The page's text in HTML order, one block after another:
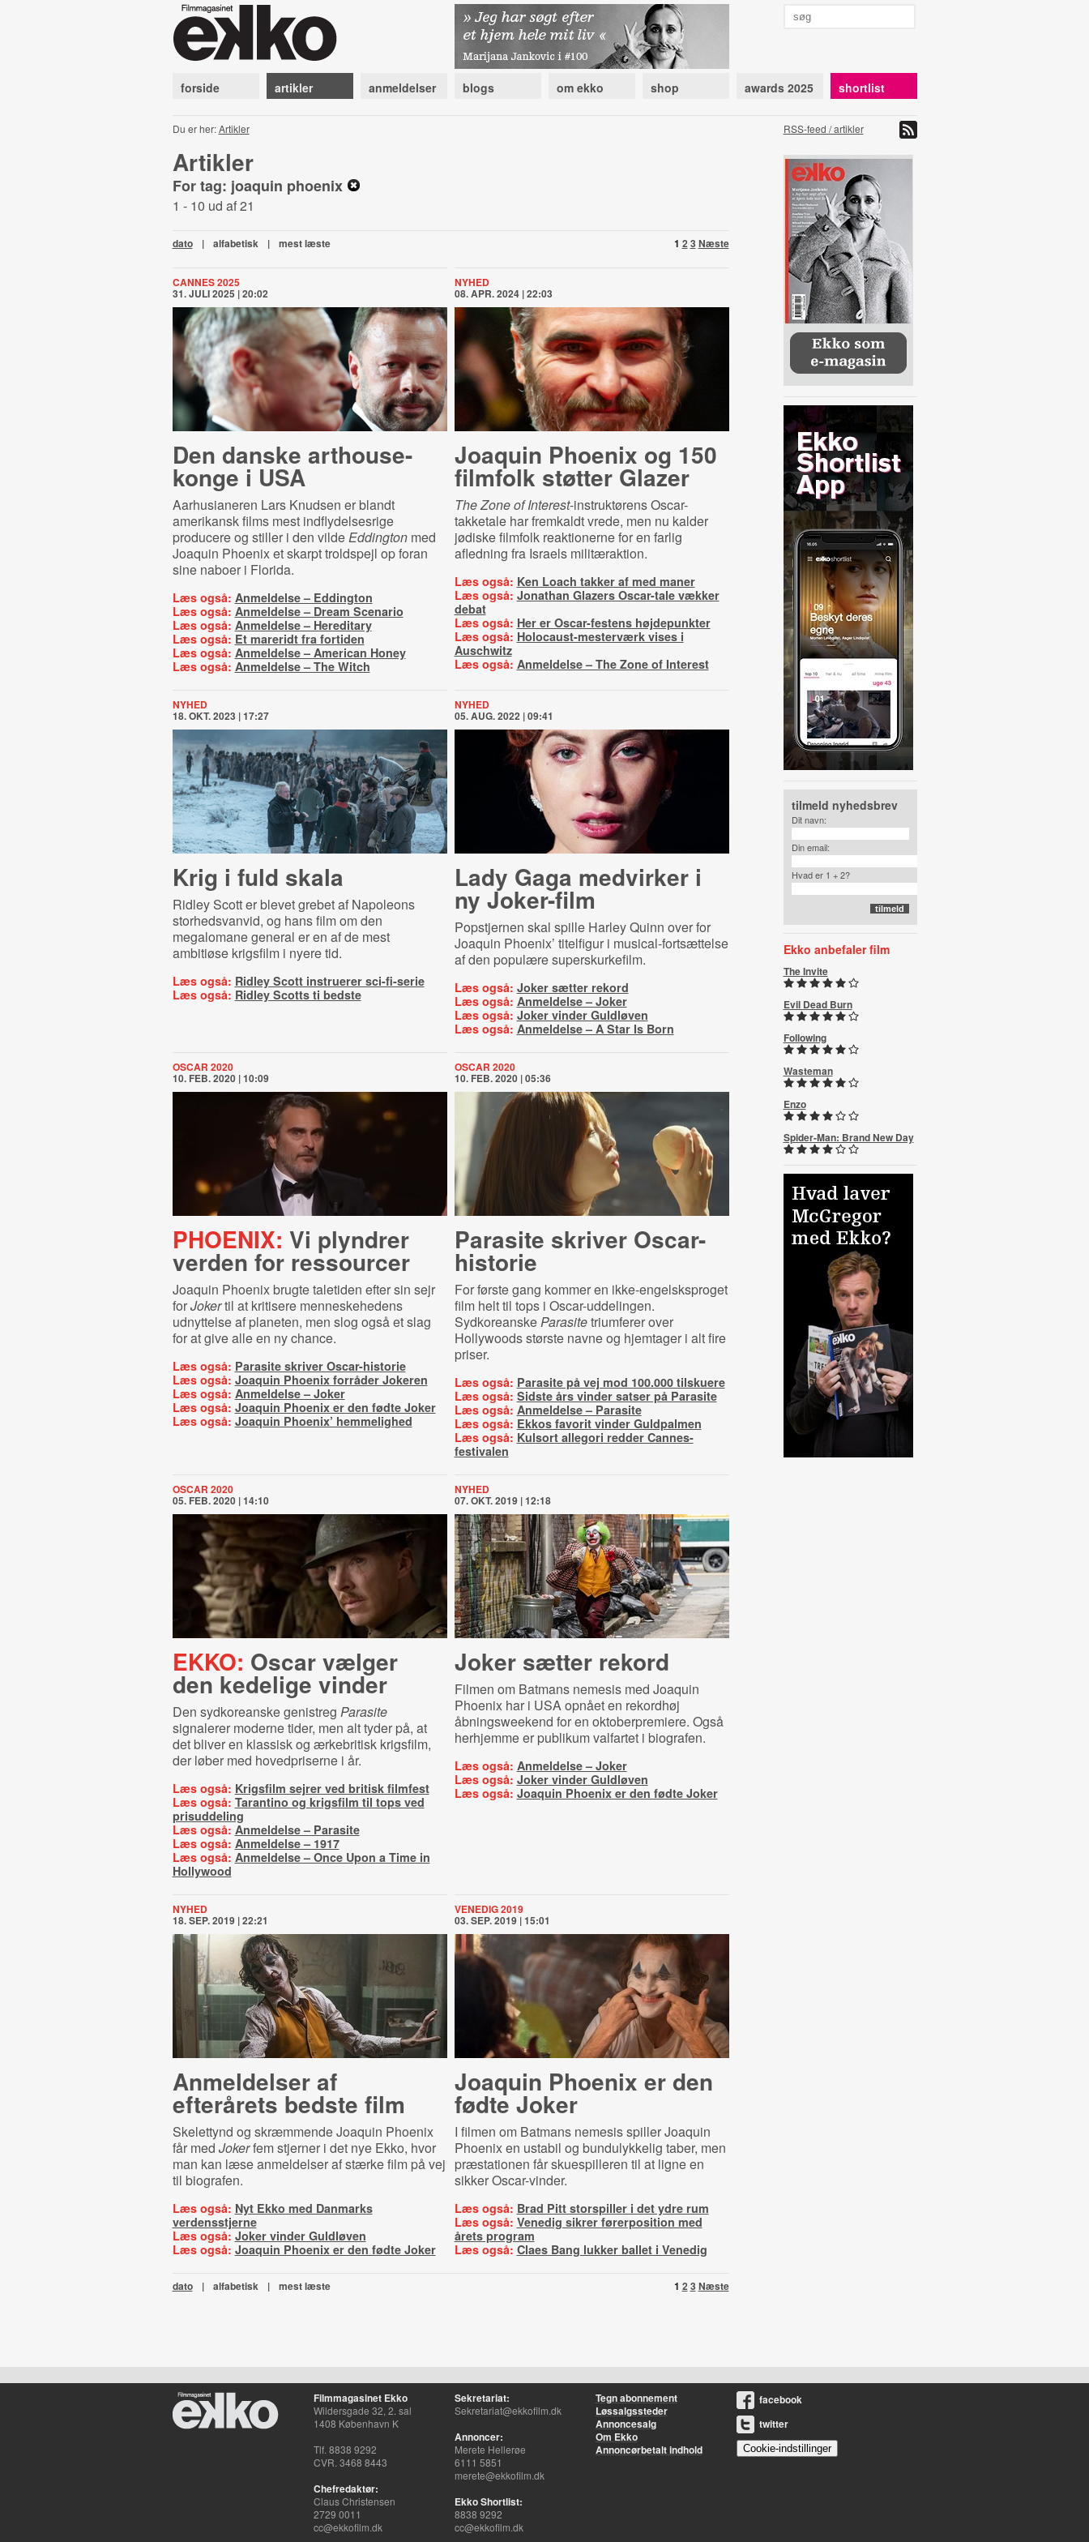
forside artikler anmeldelser blogs om ekko shop awards 2025 shortlist
Du er her:Artikler RSS-feed / artikler
Artikler
For tag: joaquin phoenix
1 - 10 ud af 21
1 2 3 Næste
dato | alfabetisk | mest læste
CANNES 2025
31. JULI 2025 | 20:02
Den danske arthouse-
konge i USA
Aarhusianeren Lars Knudsen er blandt
amerikansk films mest indflydelsesrige
producere og stiller i den vildeEddingtonmed
Joaquin Phoenix et skarpt troldspejl op foran
sine naboer i Florida.
Læs også: Anmeldelse – Eddington
Læs også: Anmeldelse – Dream Scenario
Læs også: Anmeldelse – Hereditary
Læs også: Et mareridt fra fortiden
Læs også: Anmeldelse – American Honey
Læs også: Anmeldelse – The Witch
NYHED
08. APR. 2024 | 22:03
Joaquin Phoenix og 150
filmfolk støtter Glazer
The Zone of Interest-instruktørens Oscar-
takketale har fremkaldt vrede, men nu kalder
jødiske filmfolk reaktionerne for en farlig
afledning fra Israels militæraktion.
Læs også: Ken Loach takker af med maner
Læs også: Jonathan Glazers Oscar-tale vækker
debat
Læs også: Her er Oscar-festens højdepunkter
Læs også: Holocaust-mesterværk vises i
Auschwitz
Læs også: Anmeldelse – The Zone of Interest
NYHED
18. OKT. 2023 | 17:27
Krig i fuld skala
Ridley Scott er blevet grebet af Napoleons
storhedsvanvid, og hans film om den
megalomane general er en af de mest
ambitiøse krigsfilm i nyere tid.
Læs også: Ridley Scott instruerer sci-fi-serie
Læs også: Ridley Scotts ti bedste
NYHED
05. AUG. 2022 | 09:41
Lady Gaga medvirker i
ny Joker-film
Popstjernen skal spille Harley Quinn over for
Joaquin Phoenix’ titelfigur i musical-fortsættelse
af den populære superskurkefilm.
Læs også: Joker sætter rekord
Læs også: Anmeldelse – Joker
Læs også: Joker vinder Guldløven
Læs også: Anmeldelse – A Star Is Born
OSCAR 2020
10. FEB. 2020 | 10:09
PHOENIX: Vi plyndrer
verden for ressourcer
Joaquin Phoenix brugte taletiden efter sin sejr
forJokertil at kritisere menneskehedens
udnyttelse af planeten, men slog også et slag
for at give alle en ny chance.
Læs også: Parasite skriver Oscar-historie
Læs også: Joaquin Phoenix forråder Jokeren
Læs også: Anmeldelse – Joker
Læs også: Joaquin Phoenix er den fødte Joker
Læs også: Joaquin Phoenix’ hemmelighed
OSCAR 2020
10. FEB. 2020 | 05:36
Parasite skriver Oscar-
historie
For første gang kommer en ikke-engelsksproget
film helt til tops i Oscar-uddelingen.
SydkoreanskeParasitetriumferer over
Hollywoods største navne og hjemtager i alt fire
priser.
Læs også: Parasite på vej mod 100.000 tilskuere
Læs også: Sidste års vinder satser på Parasite
Læs også: Anmeldelse – Parasite
Læs også: Ekkos favorit vinder Guldpalmen
Læs også: Kulsort allegori redder Cannes-
festivalen
OSCAR 2020
05. FEB. 2020 | 14:10
EKKO: Oscar vælger
den kedelige vinder
Den sydkoreanske genistreg Parasite
signalerer moderne tider, men alt tyder på, at
det bliver en klassisk og ærkebritisk krigsfilm,
der løber med hovedpriserne i år.
Læs også: Krigsfilm sejrer ved britisk filmfest
Læs også: Tarantino og krigsfilm til tops ved
prisuddeling
Læs også: Anmeldelse – Parasite
Læs også: Anmeldelse – 1917
Læs også: Anmeldelse – Once Upon a Time in
Hollywood
NYHED
07. OKT. 2019 | 12:18
Joker sætter rekord
Filmen om Batmans nemesis med Joaquin
Phoenix har i USA opnået en rekordhøj
åbningsweekend for en oktoberpremiere. Også
herhjemme er publikum valfartet i biografen.
Læs også: Anmeldelse – Joker
Læs også: Joker vinder Guldløven
Læs også: Joaquin Phoenix er den fødte Joker
NYHED
18. SEP. 2019 | 22:21
Anmeldelser af
efterårets bedste film
Skelettynd og skræmmende Joaquin Phoenix
får med Jokerfem stjerner i det nye Ekko, hvor
man kan læse anmeldelser af stærke film på vej
til biografen.
Læs også: Nyt Ekko med Danmarks
verdensstjerne
Læs også: Joker vinder Guldløven
Læs også: Joaquin Phoenix er den fødte Joker
VENEDIG 2019
03. SEP. 2019 | 15:01
Joaquin Phoenix er den
fødte Joker
I filmen om Batmans nemesis spiller Joaquin
Phoenix en ustabil og bundulykkelig taber, men
præstationen får skuespilleren til at ligne en
sikker Oscar-vinder.
Læs også: Brad Pitt storspiller i det ydre rum
Læs også: Venedig sikrer førerposition med
årets program
Læs også: Claes Bang lukker ballet i Venedig
1 2 3 Næste
dato | alfabetisk | mest læste
tilmeld nyhedsbrev
Dit navn:
Din email:
Hvad er 1 + 2?
Ekko anbefaler film
The Invite
Evil Dead Burn
Following
Wasteman
Enzo
Spider-Man: Brand New Day
Filmmagasinet Ekko
Wildersgade 32, 2. sal
1408 København K
Tlf. 8838 9292
CVR. 3468 8443
Chefredaktør:
Claus Christensen
2729 0011
cc@ekkofilm.dk
Sekretariat:
Sekretariat@ekkofilm.dk
Annoncer:
Merete Hellerøe
6111 5851
merete@ekkofilm.dk
Ekko Shortlist:
8838 9292
cc@ekkofilm.dk
Tegn abonnement
Løssalgssteder
Annoncesalg
Om Ekko
Annoncørbetalt indhold
facebook
twitter
Cookie-indstillinger